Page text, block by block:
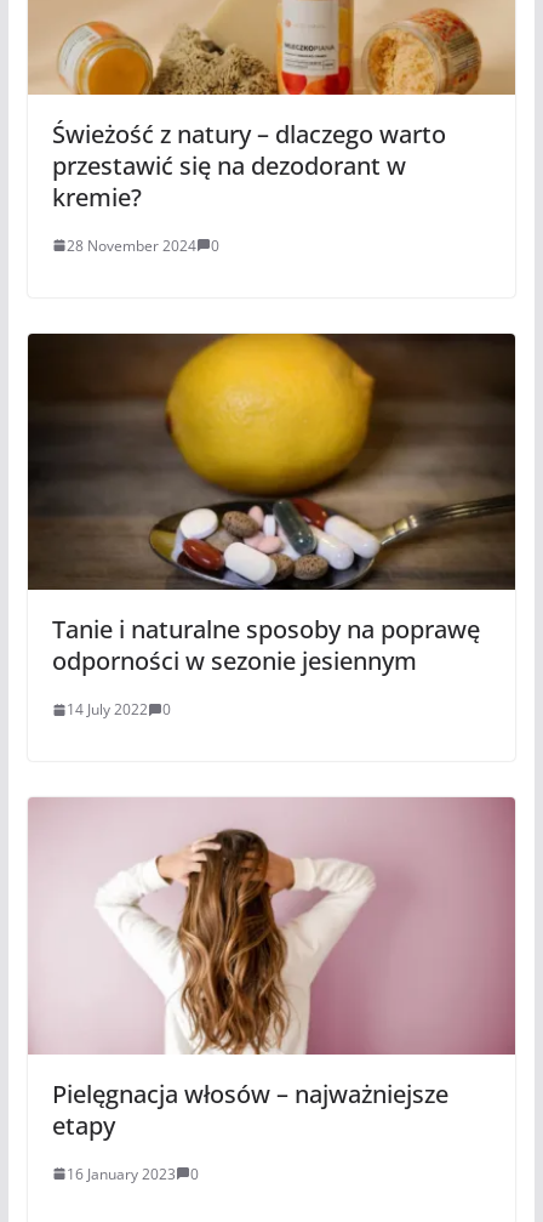
Świeżość z natury – dlaczego warto
przestawić się na dezodorant w
kremie?
28 November 2024 0
Tanie i naturalne sposoby na poprawę
odporności w sezonie jesiennym
14 July 2022 0
Pielęgnacja włosów – najważniejsze
etapy
16 January 2023 0